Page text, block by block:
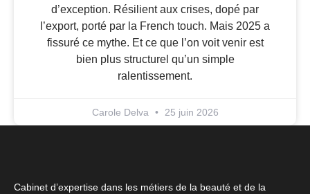
d’exception. Résilient aux crises, dopé par
l’export, porté par la French touch. Mais 2025 a
fissuré ce mythe. Et ce que l’on voit venir est
bien plus structurel qu’un simple
ralentissement.
Carole Delva 25 juin 2026
Cabinet d’expertise dans les métiers de la beauté et de la